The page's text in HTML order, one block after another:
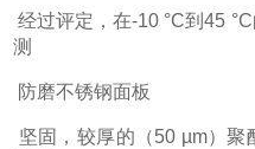
经过评定，在-10 °C到45 °C
测
防磨不锈钢面板
坚固，较厚的（50 µm）聚